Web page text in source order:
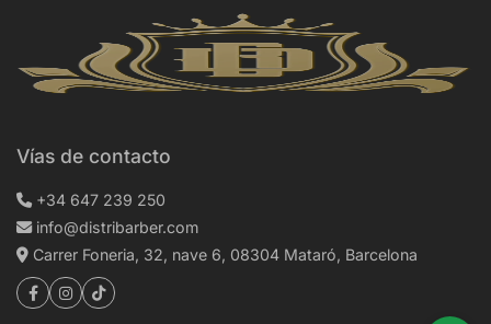
Vías de contacto
+34 647 239 250
info@distribarber.com
Carrer Foneria, 32, nave 6, 08304 Mataró, Barcelona